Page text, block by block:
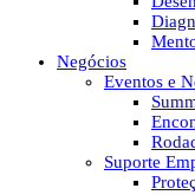
Negócios
Eventos e
Suporte